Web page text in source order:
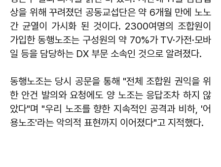
상을 위해 꾸려졌던 공동교섭단은 약 6개월 만에 노노
간 균열이 가시화 된 것이다. 2300여명의 조합원이
가입한 동행노조는 구성원의 약 70%가 TV·가전·모바
일 등을 담당하는 DX 부문 소속인 것으로 알려졌다.
동행노조는 당시 공문을 통해 "전체 조합원 권익을 위
한 안건 발의와 요청에도 양 노조는 응답조차 하지 않
았다"며 "우리 노조를 향한 지속적인 공격과 비하, '어
용노조'라는 악의적 표현까지 이어졌다"고 지적했다.